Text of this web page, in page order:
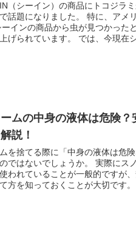
（シーイン）の商品にトコジラ
ました。 特に、アメリカのTikTokユーザーが
インの商品から虫が見つかった
す。 では、今現在シーインの製品は本当に
ムの中身の液体は危険
説！
を捨てる際に「中身の液体は危
しょうか。 実際にスノードームには、水やグ
われていることが一般的ですが
っておくことが大切です。 この記事では、スノー